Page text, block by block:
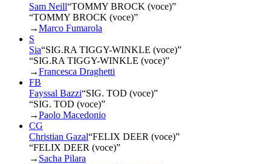
Sam Neill“TOMMY BROCK (voce)”
“TOMMY BROCK (voce)”
→Marco Fumarola
S
Sia“SIG.RA TIGGY-WINKLE (voce)”
“SIG.RA TIGGY-WINKLE (voce)”
→Francesca Draghetti
FB
Fayssal Bazzi“SIG. TOD (voce)”
“SIG. TOD (voce)”
→Paolo Macedonio
CG
Christian Gazal“FELIX DEER (voce)”
“FELIX DEER (voce)”
→ Sacha Pilara